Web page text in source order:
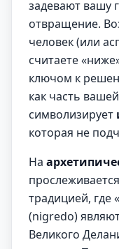
задевают вашу
отвращение.
человек (или
считаете
ключом к
как часть
символизирует
которая не
На
традицией, где
(nigredo)
Великого